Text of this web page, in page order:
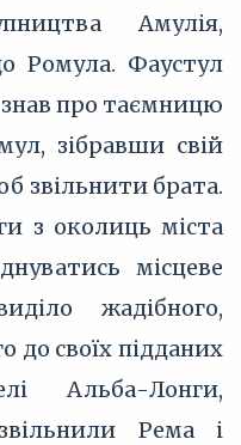
Амулія,
Ромула. Фаустул
знав про таємницю
зібравши свій
звільнити брата.
з околиць міста
місцеве
жадібного,
до своїх підданих
Альба-Лонги,
Рема і